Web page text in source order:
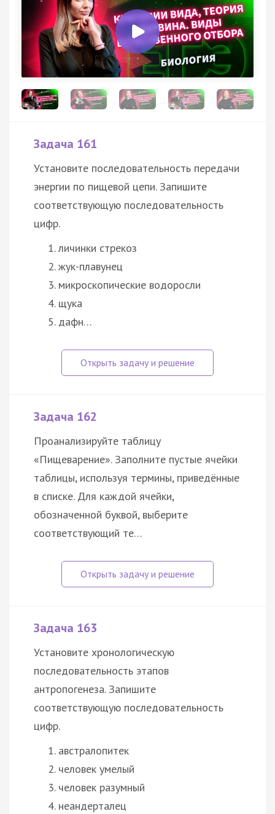
Задача 161
Установите последовательность передачи
энергии по пищевой цепи. Запишите
соответствующую последовательность
цифр.
личинки стрекоз
жук-плавунец
микроскопические водоросли
щука
дафн…
Задача 162
Проанализируйте таблицу
«Пищеварение». Заполните пустые ячейки
таблицы, используя термины, приведённые
в списке. Для каждой ячейки,
обозначенной буквой, выберите
соответствующий те…
Задача 163
Установите хронологическую
последовательность этапов
антропогенеза. Запишите
соответствующую последовательность
цифр.
австралопитек
человек умелый
человек разумный
неандерталец